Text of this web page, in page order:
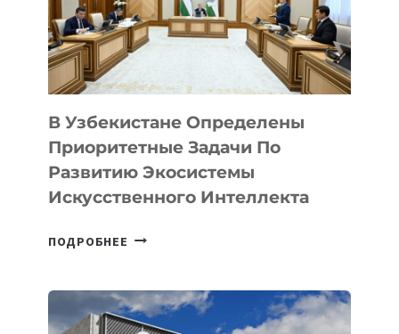
В Узбекистане Определены
Приоритетные Задачи По
Развитию Экосистемы
Искусственного Интеллекта
ПОДРОБНЕЕ В
ПРИОРИТЕТНЫЕ
ЗАДАЧИ